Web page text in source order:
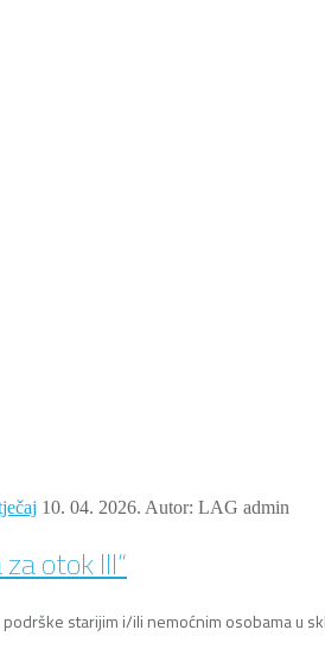
10. 04. 2026. Autor: LAG admin
otok III“
starijim i/ili nemoćnim osobama u